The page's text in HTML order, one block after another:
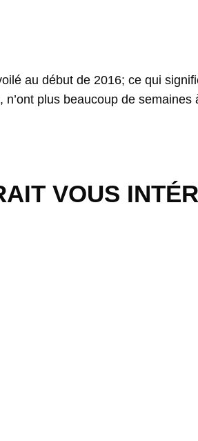
au début de 2016; ce qui
n’ont plus beaucoup de
VOUS